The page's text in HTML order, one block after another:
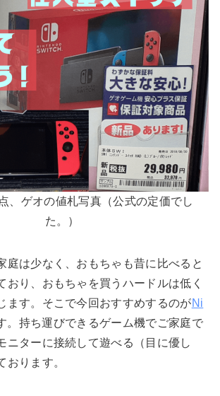
、ゲオの値札写真（公式の定価でし
た。）
庭は少なく、おもちゃも昔に比べると
おり、おもちゃを買うハードルは低く
ます。そこで今回おすすめするのがNi
。持ち運びできるゲーム機でご家庭で
ニターに接続して遊べる（目に優し
おります。